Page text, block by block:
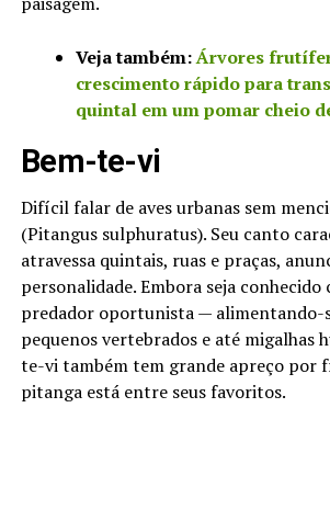
Veja também:Árvores
crescimento rápido para
quintal em um pomar cheio
Bem-te-vi
Difícil falar de aves urbanas sem
(Pitangus sulphuratus). Seu canto
atravessa quintais, ruas e praças,
personalidade. Embora seja conhecido
predador oportunista — alimentando-
pequenos vertebrados e até migalhas
te-vi também tem grande apreço por
pitanga está entre seus favoritos.